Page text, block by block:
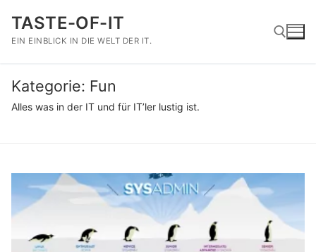
Inhalt
springen
TASTE-OF-IT
EIN EINBLICK IN DIE WELT DER IT.
Kategorie: Fun
Alles was in der IT und für IT’ler lustig ist.